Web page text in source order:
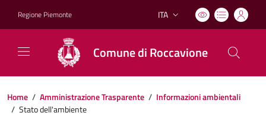
Regione Piemonte Lingua attiva:
ITA
Comune di Roccavione
Home / Amministrazione Trasparente / Informazioni ambientali
/ Stato dell'ambiente